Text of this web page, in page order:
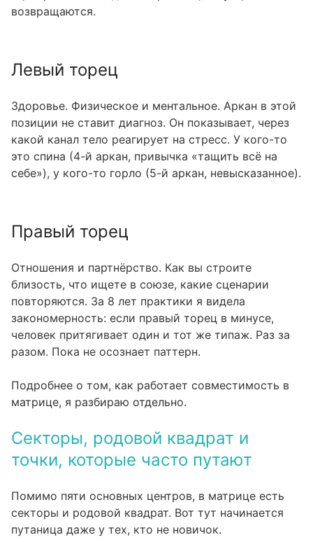
возвращаются.
Левый торец
Здоровье. Физическое и ментальное. Аркан в этой
позиции не ставит диагноз. Он показывает, через
какой канал тело реагирует на стресс. У кого-то
это спина (4-й аркан, привычка «тащить всё на
себе»), у кого-то горло (5-й аркан, невысказанное).
Правый торец
Отношения и партнёрство. Как вы строите
близость, что ищете в союзе, какие сценарии
повторяются. За 8 лет практики я видела
закономерность: если правый торец в минусе,
человек притягивает один и тот же типаж. Раз за
разом. Пока не осознает паттерн.
Подробнее о том, как работает совместимость в
матрице, я разбираю отдельно.
Секторы, родовой квадрат и
точки, которые часто путают
Помимо пяти основных центров, в матрице есть
секторы и родовой квадрат. Вот тут начинается
путаница даже у тех, кто не новичок.